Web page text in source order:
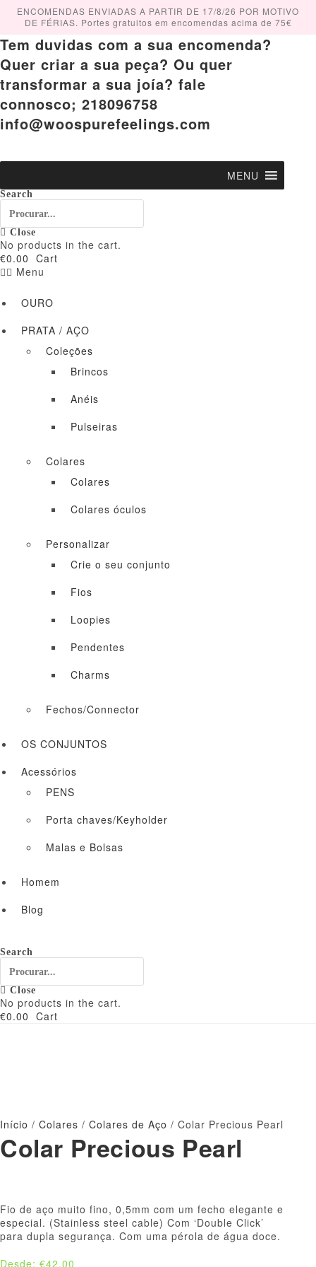
SkipENCOMENDAS ENVIADAS A PARTIR DE 17/8/26 POR MOTIVO
DE FÉRIAS. Portes gratuitos em encomendas acima de 75€
Tem duvidas com a sua encomenda?
Quer criar a sua peça? Ou quer
transformar a sua joía? fale
connosco; 218096758
info@woospurefeelings.com
MENU
Search
Close
No products in the cart.
€0.00 Cart
Menu
OURO
PRATA / AÇO
Coleções
Brincos
Anéis
Pulseiras
Colares
Colares
Colares óculos
Personalizar
Crie o seu conjunto
Fios
Loopies
Pendentes
Charms
Fechos/Connector
OS CONJUNTOS
Acessórios
PENS
Porta chaves/Keyholder
Malas e Bolsas
Homem
Blog
Search
Close
No products in the cart.
€0.00 Cart
Início / Colares / Colares de Aço / Colar Precious Pearl
Colar Precious Pearl
Fio de aço muito fino, 0,5mm com um fecho elegante e
especial. (Stainless steel cable) Com ‘Double Click’
para dupla segurança. Com uma pérola de água doce.
Desde: €42.00